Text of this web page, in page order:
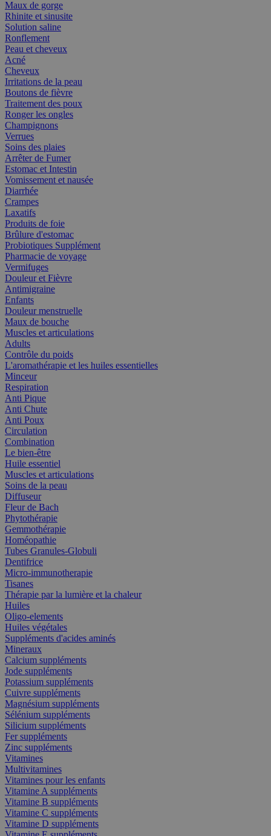
Maux de gorge
Rhinite et sinusite
Solution saline
Ronflement
Peau et cheveux
Acné
Cheveux
Irritations de la peau
Boutons de fièvre
Traitement des poux
Ronger les ongles
Champignons
Verrues
Soins des plaies
Arrêter de Fumer
Estomac et Intestin
Vomissement et nausée
Diarrhée
Crampes
Laxatifs
Produits de foie
Brûlure d'estomac
Probiotiques Supplément
Pharmacie de voyage
Vermifuges
Douleur et Fièvre
Antimigraine
Enfants
Douleur menstruelle
Maux de bouche
Muscles et articulations
Adults
Contrôle du poids
L'aromathérapie et les huiles essentielles
Minceur
Respiration
Anti Pique
Anti Chute
Anti Poux
Circulation
Combination
Le bien-être
Huile essentiel
Muscles et articulations
Soins de la peau
Diffuseur
Fleur de Bach
Phytothérapie
Gemmothérapie
Homéopathie
Tubes Granules-Globuli
Dentifrice
Micro-immunotherapie
Tisanes
Thérapie par la lumière et la chaleur
Huiles
Oligo-elements
Huiles végétales
Suppléments d'acides aminés
Mineraux
Calcium suppléments
Jode suppléments
Potassium suppléments
Cuivre suppléments
Magnésium suppléments
Sélénium suppléments
Silicium suppléments
Fer suppléments
Zinc suppléments
Vitamines
Multivitamines
Vitamines pour les enfants
Vitamine A suppléments
Vitamine B suppléments
Vitamine C suppléments
Vitamine D suppléments